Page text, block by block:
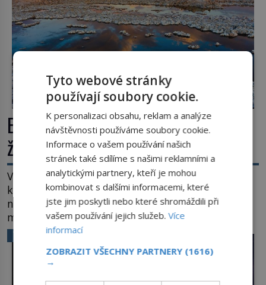
Extrémní podmínky na Zemi: Kde
život přežívá navzdory všemu
Vroucí voda, mráz hluboko pod bodem mrazu,
kyseliny, smrtící tlak i pouště, kde celé roky
nespadne jediná kapka deště. Na první pohled
místa, kde nemůže existovat vůbec nic. Přesto
právě tady vědci objevují organismy, které
posouvají hranice života. Každý nový nález mění
naše představy o tom, co všechno dokáže příroda a
VĚDA A TECHNIKA
Tyto webové stránky
používají soubory cookie.
K personalizaci obsahu, reklam a analýze
návštěvnosti používáme soubory cookie.
Informace o vašem používání našich
stránek také sdílíme s našimi reklamními a
analytickými partnery, kteří je mohou
kombinovat s dalšími informacemi, které
jste jim poskytli nebo které shromáždili při
vašem používání jejich služeb.Více
informací
ZOBRAZIT VŠECHNY PARTNERY (1616)
→